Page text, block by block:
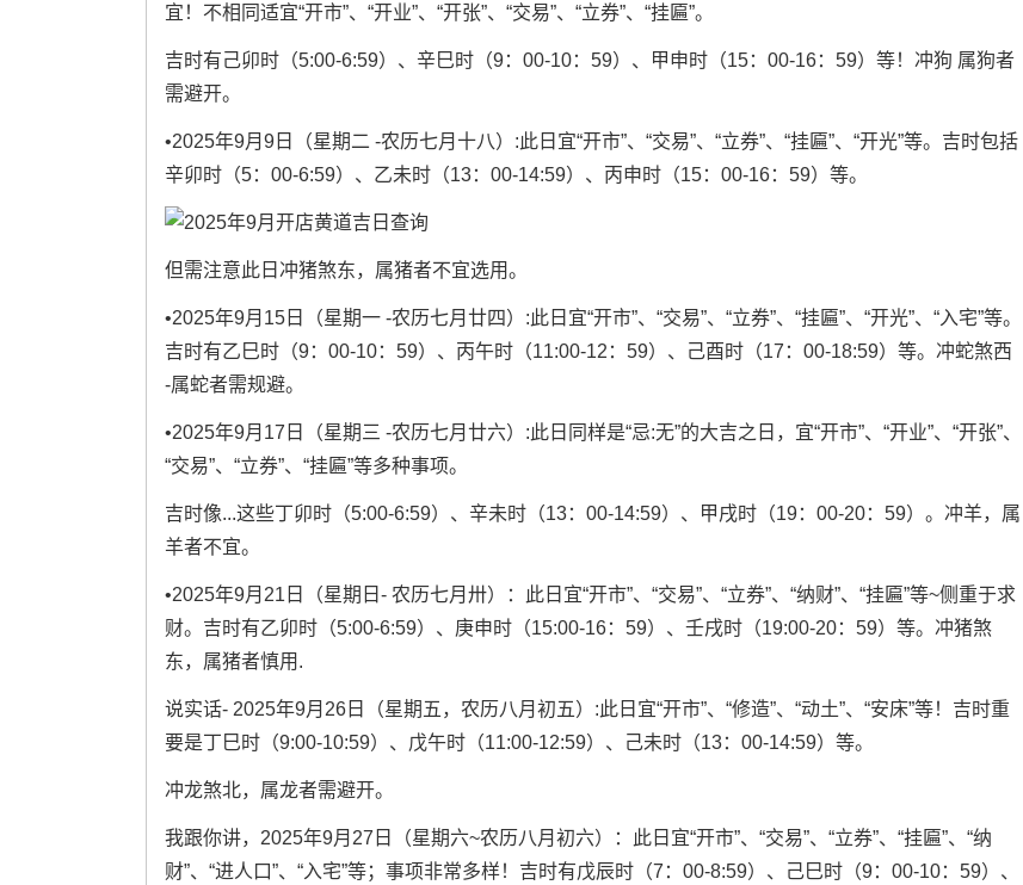
宜！不相同适宜“开市”、“开业”、“开张”、“交易”、“立券”、“挂匾”。
吉时有己卯时（5:00-6:59）、辛巳时（9：00-10：59）、甲申时（15：00-16：59）等！冲狗 属狗者
需避开。
•2025年9月9日（星期二 -农历七月十八）:此日宜“开市”、“交易”、“立券”、“挂匾”、“开光”等。吉时包括
辛卯时（5：00-6:59）、乙未时（13：00-14:59）、丙申时（15：00-16：59）等。
但需注意此日冲猪煞东，属猪者不宜选用。
•2025年9月15日（星期一 -农历七月廿四）:此日宜“开市”、“交易”、“立券”、“挂匾”、“开光”、“入宅”等。
吉时有乙巳时（9：00-10：59）、丙午时（11:00-12：59）、己酉时（17：00-18:59）等。冲蛇煞西
-属蛇者需规避。
•2025年9月17日（星期三 -农历七月廿六）:此日同样是“忌:无”的大吉之日，宜“开市”、“开业”、“开张”、
“交易”、“立券”、“挂匾”等多种事项。
吉时像...这些丁卯时（5:00-6:59）、辛未时（13：00-14:59）、甲戌时（19：00-20：59）。冲羊，属
羊者不宜。
•2025年9月21日（星期日- 农历七月卅）：此日宜“开市”、“交易”、“立券”、“纳财”、“挂匾”等~侧重于求
财。吉时有乙卯时（5:00-6:59）、庚申时（15:00-16：59）、壬戌时（19:00-20：59）等。冲猪煞
东，属猪者慎用.
说实话- 2025年9月26日（星期五，农历八月初五）:此日宜“开市”、“修造”、“动土”、“安床”等！吉时重
要是丁巳时（9:00-10:59）、戊午时（11:00-12:59）、己未时（13：00-14:59）等。
冲龙煞北，属龙者需避开。
我跟你讲，2025年9月27日（星期六~农历八月初六）：此日宜“开市”、“交易”、“立券”、“挂匾”、“纳
财”、“进人口”、“入宅”等；事项非常多样！吉时有戊辰时（7：00-8:59）、己巳时（9：00-10：59）、